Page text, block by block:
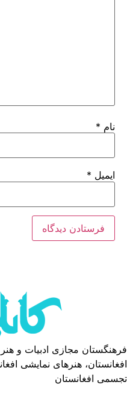
نام *
ایمیل *
فرهنگستان مجازی ادبیات و
افغانستان، هنرهای نمایشی
تجسمی افغانستان